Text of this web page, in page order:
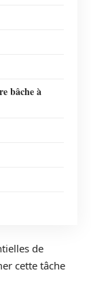
bâche à
de
cette tâche